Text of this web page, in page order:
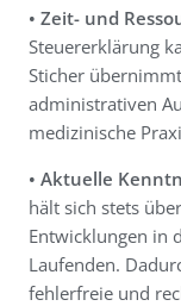
• Zeit- und
Steuererklärung
Sticher
administrativen
medizinische
• Aktuelle
hält sich stets
Entwicklungen in
Laufenden.
fehlerfreie und